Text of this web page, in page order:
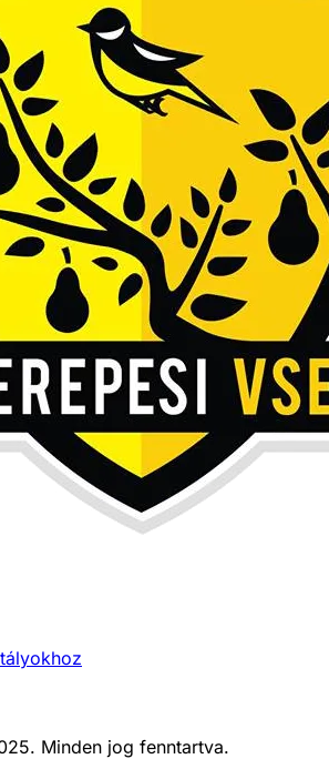
Minden jog fenntartva.